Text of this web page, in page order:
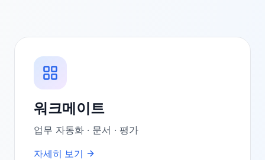
워크메이트
업무 자동화 · 문서 · 평가
자세히 보기